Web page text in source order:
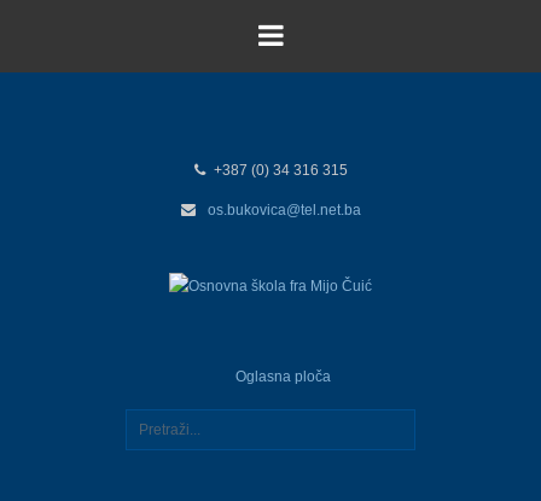
+387 (0) 34 316 315
os.bukovica@tel.net.ba
Oglasna ploča